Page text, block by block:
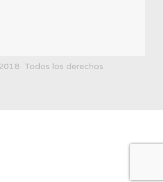
Todos los derechos